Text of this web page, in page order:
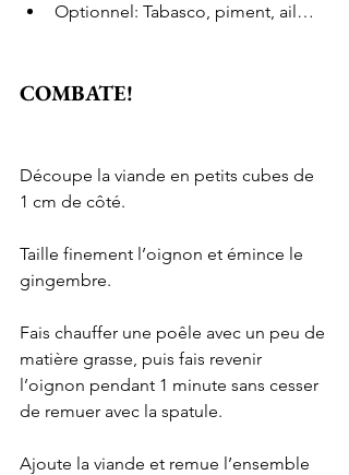
Optionnel: Tabasco, piment, ail…
COMBATE!
Découpe la viande en petits cubes de
1 cm de côté.
Taille finement l’oignon et émince le
gingembre.
Fais chauffer une poêle avec un peu de
matière grasse, puis fais revenir
l’oignon pendant 1 minute sans cesser
de remuer avec la spatule.
Ajoute la viande et remue l’ensemble